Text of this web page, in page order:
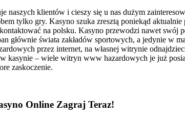
naszych klientów i cieszy się u nas dużym
tylko gry. Kasyno szuka zresztą poniekąd aktualnie
na polsku. Kasyno przewodzi nawet swój
głównie świata zakładów sportowych, a jedynie w
przez internet, na własnej witrynie
kasynie – wiele witryn www hazardowych je już
zaskoczenie.
Online Zagraj Teraz!